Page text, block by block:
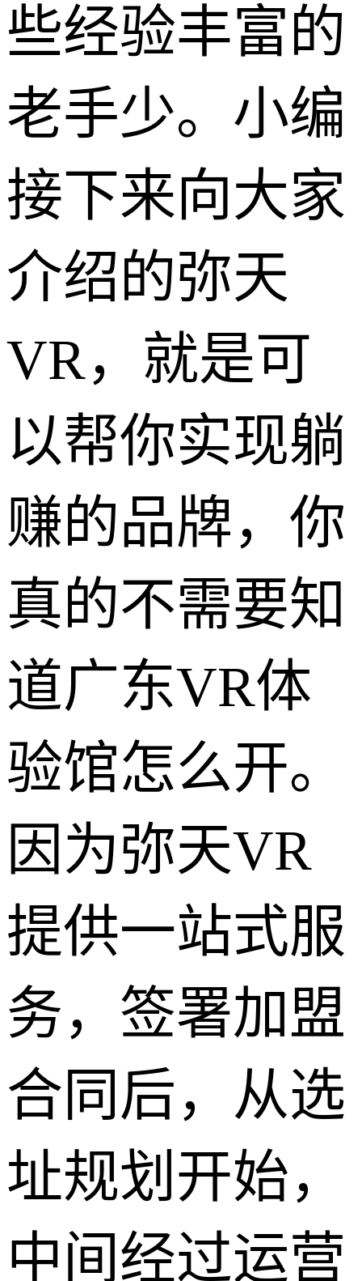
些经验丰富的
老手少。小编
接下来向大家
介绍的弥天
VR，就是可
以帮你实现躺
赚的品牌，你
真的不需要知
道广东VR体
验馆怎么开。
因为弥天VR
提供一站式服
务，签署加盟
合同后，从选
址规划开始，
中间经过运营